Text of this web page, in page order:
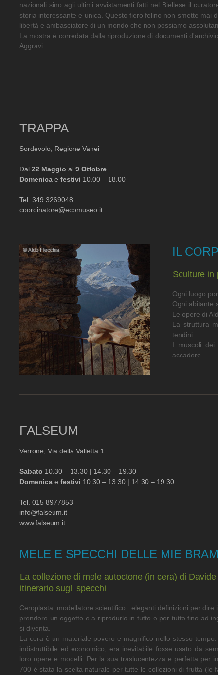
nazionali sino agli ultimi avvistamenti fatti nel Biellese il
storia interessante e unica. Questo fiero felino non smette mai
libertà e ambasciatore di un mondo che non possiamo
La mostra è corredata dalla riproduzione di documenti
Aggravi.
TRAPPA
Sordevolo, Regione Vanei
Dal 22 Maggio al 9 Ottobre
Domenica e festivi 10.00 – 18.00
Tel. 349 3269048
coordinatore@ecomuseo.it
IL
Sculture in
Ogni luogo
Ogni abitante
Le opere di
La struttura
tendini.
I muscoli dei
accadere.
FALSEUM
Verrone, Via della Valletta 1
Sabato 10.30 – 13.30 | 14.30 – 19.30
Domenica e festivi 10.30 – 13.30 | 14.30 – 19.30
Tel. 015 8977853
info@falseum.it
www.falseum.it
MELE E SPECCHI DELLE MIE
La collezione di mele autoctone (in cera) di
itinerario sugli specchi
Ceroplasta, modellatore scientifico...eleganti definizioni per dire
prendere un oggetto e a riprodurlo in tutto e per tutto fino ad
si diventa.
La cera è un materiale povero e magnifico nello stesso
indistruttibile ed economico, era inevitabile fosse usato da
loro opere e modelli. Per la sua traslucentezza e perfetta per
700 è stata la scelta naturale per tutte le collezioni di frutta (le